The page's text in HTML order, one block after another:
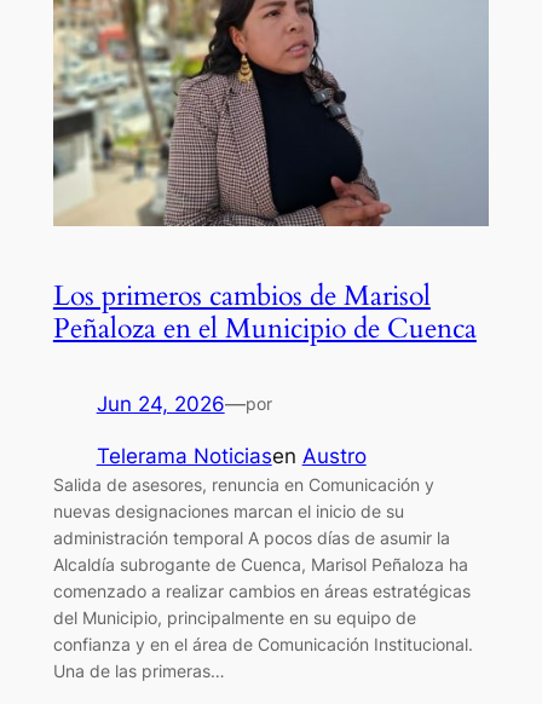
Los primeros cambios de Marisol
Peñaloza en el Municipio de Cuenca
Jun 24, 2026—por
Telerama Noticiasen Austro
Salida de asesores, renuncia en Comunicación y
nuevas designaciones marcan el inicio de su
administración temporal A pocos días de asumir la
Alcaldía subrogante de Cuenca, Marisol Peñaloza ha
comenzado a realizar cambios en áreas estratégicas
del Municipio, principalmente en su equipo de
confianza y en el área de Comunicación Institucional.
Una de las primeras…